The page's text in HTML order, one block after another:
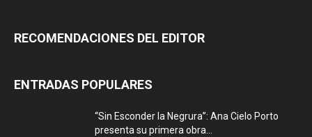
RECOMENDACIONES DEL EDITOR
ENTRADAS POPULARES
“Sin Esconder la Negrura”: Ana Cielo Porto
presenta su primera obra...